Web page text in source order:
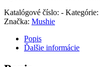
Katalógové číslo: - Kategórie:
Značka: Mushie
Popis
Ďalšie informácie